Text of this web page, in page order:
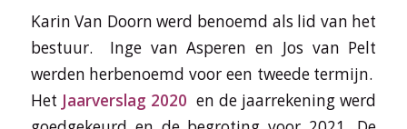
Karin Van Doorn werd benoemd als lid van het
bestuur. Inge van Asperen en Jos van Pelt
werden herbenoemd voor een tweede termijn.
Het Jaarverslag 2020 en de jaarrekening werd